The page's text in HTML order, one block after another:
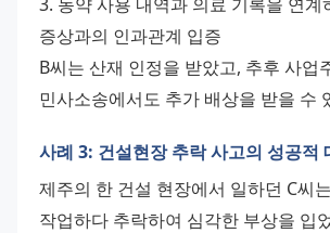
증상과의 인과관계 입증
B씨는 산재 인정을 받았고, 추후 사업
민사소송에서도 추가 배상을 받을 수
사례 3: 건설현장 추락 사고의 성공적
제주의 한 건설 현장에서 일하던 C씨
작업하다 추락하여 심각한 부상을 입